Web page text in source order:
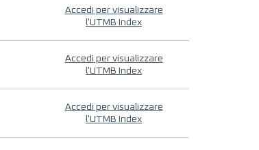
Accedi per visualizzare
l'UTMB Index
Accedi per visualizzare
l'UTMB Index
Accedi per visualizzare
l'UTMB Index